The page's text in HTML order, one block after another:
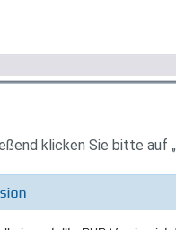
klicken Sie bitte auf „